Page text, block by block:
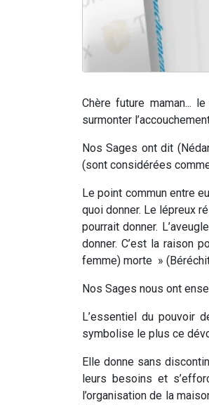
Chère future maman...
surmonter
Nos Sages ont dit (
(sont considérées
Le point commun entre
quoi donner. Le lépreux
pourrait donner.
donner. C’est la raison
femme) morte » (
Nos Sages nous ont
L’essentiel du pouvoir
symbolise le plus ce
Elle donne sans
leurs besoins et
l’organisation de la